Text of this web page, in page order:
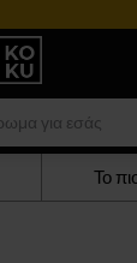
Αρώματα Το